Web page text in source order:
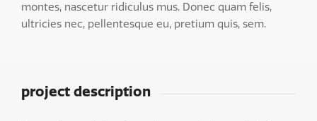
montes, nascetur ridiculus mus. Donec quam felis,
ultricies nec, pellentesque eu, pretium quis, sem.
project description